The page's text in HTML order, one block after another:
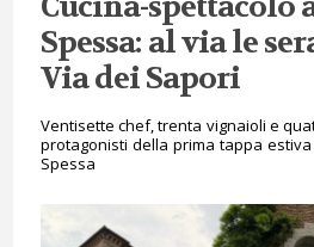
Spessa: al via le
Via dei Sapori
Ventisette chef, trenta vignaioli e
protagonisti della prima tappa
Spessa